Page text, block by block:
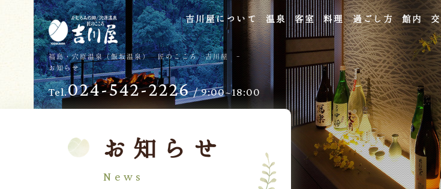
福島・穴原温泉（飯坂温泉） 匠のこころ 吉川屋 -
お知らせ
吉川屋について 温泉 客室 料理 過ごし方 館内
Tel.024-542-2226/ 9:00~18:00
お知らせ
News
TOP
吉川屋について
温泉
せせらぎの杜
過ごし方
お子様向けサービス
バリアフリー
交通のご案内
吉川屋で過ごす特別な日
よくあるご質問
お問い合わせ
ご宿泊予約
予約確認・変更・キャンセ
キャンセルポリシー
宿泊約款
オンラインショップ